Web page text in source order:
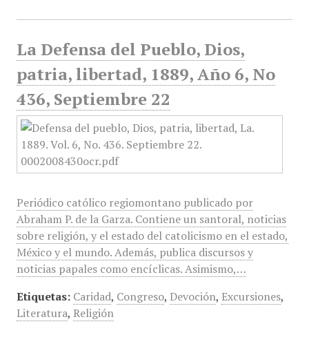
La Defensa del Pueblo, Dios,
patria, libertad, 1889, Año 6, No
436, Septiembre 22
Periódico católico regiomontano publicado por
Abraham P. de la Garza. Contiene un santoral, noticias
sobre religión, y el estado del catolicismo en el estado,
México y el mundo. Además, publica discursos y
noticias papales como encíclicas. Asimismo,…
Etiquetas: Caridad, Congreso, Devoción, Excursiones,
Literatura, Religión